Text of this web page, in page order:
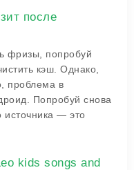
после
фризы, попробуй
кэш. Однако,
проблема в
Попробуй снова
источника — это
kids songs and